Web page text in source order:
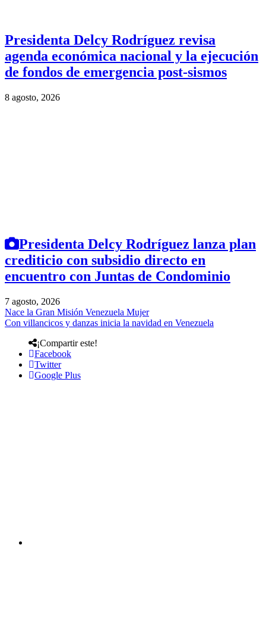
Presidenta Delcy Rodríguez revisa
agenda económica nacional y la ejecución
de fondos de emergencia post-sismos
8 agosto, 2026
Presidenta Delcy Rodríguez lanza plan
crediticio con subsidio directo en
encuentro con Juntas de Condominio
7 agosto, 2026
Nace la Gran Misión Venezuela Mujer
Con villancicos y danzas inicia la navidad en Venezuela
¡Compartir este!
Facebook
Twitter
Google Plus